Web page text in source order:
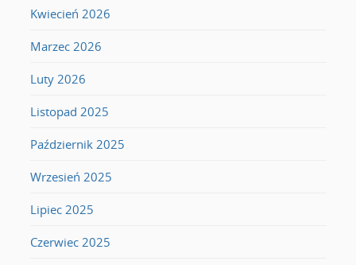
Kwiecień 2026
Marzec 2026
Luty 2026
Listopad 2025
Październik 2025
Wrzesień 2025
Lipiec 2025
Czerwiec 2025